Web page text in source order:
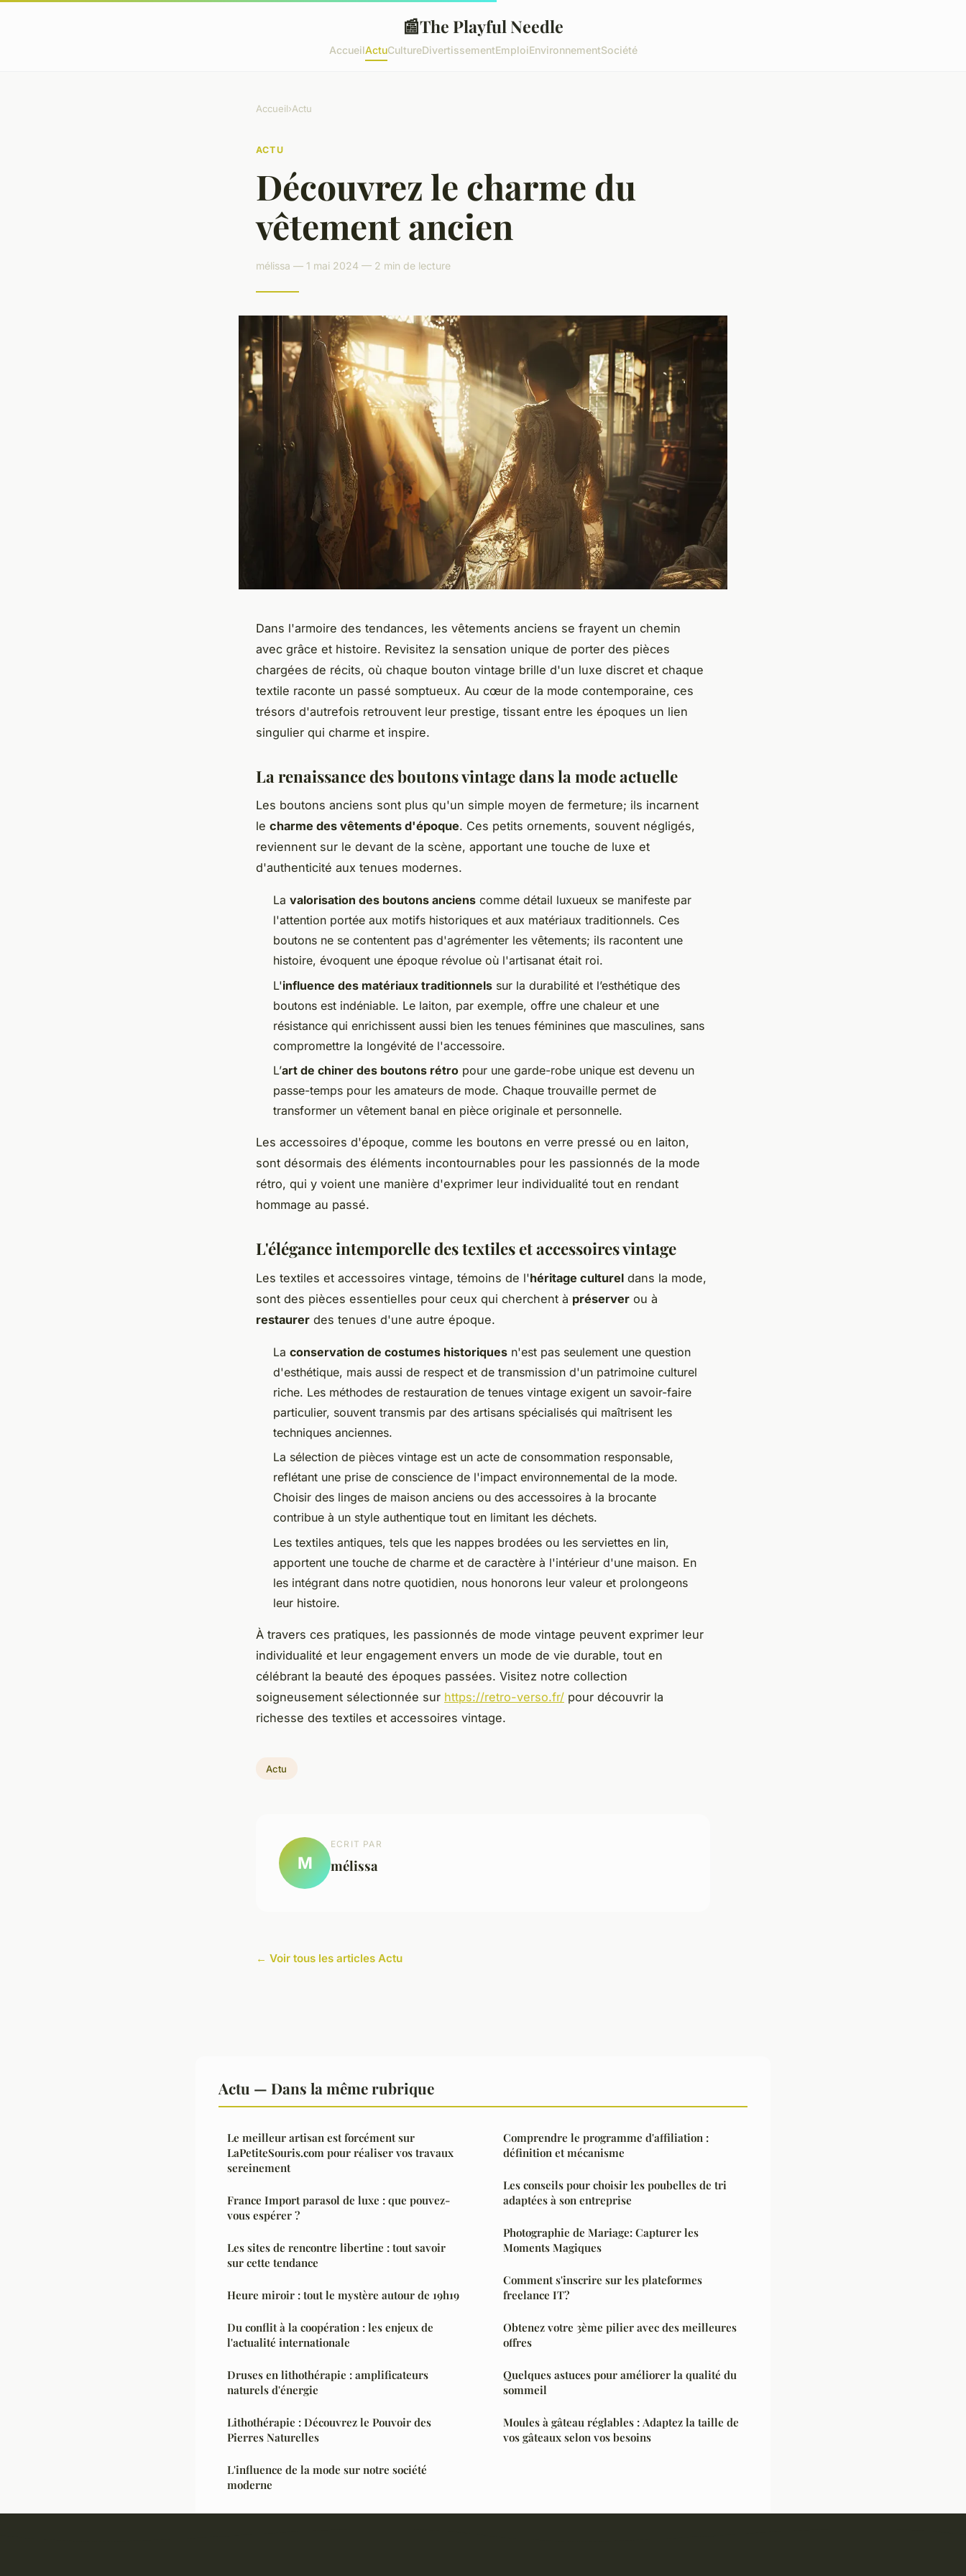
📰The Playful Needle
AccueilActuCultureDivertissementEmploiEnvironnementSociété
Accueil›Actu
ACTU
Découvrez le charme du
vêtement ancien
mélissa — 1 mai 2024 — 2 min de lecture
Dans l'armoire des tendances, les vêtements anciens se frayent un chemin
avec grâce et histoire. Revisitez la sensation unique de porter des pièces
chargées de récits, où chaque bouton vintage brille d'un luxe discret et chaque
textile raconte un passé somptueux. Au cœur de la mode contemporaine, ces
trésors d'autrefois retrouvent leur prestige, tissant entre les époques un lien
singulier qui charme et inspire.
La renaissance des boutons vintage dans la mode actuelle
Les boutons anciens sont plus qu'un simple moyen de fermeture; ils incarnent
le charme des vêtements d'époque. Ces petits ornements, souvent négligés,
reviennent sur le devant de la scène, apportant une touche de luxe et
d'authenticité aux tenues modernes.
La valorisation des boutons anciens comme détail luxueux se manifeste par
l'attention portée aux motifs historiques et aux matériaux traditionnels. Ces
boutons ne se contentent pas d'agrémenter les vêtements; ils racontent une
histoire, évoquent une époque révolue où l'artisanat était roi.
L'influence des matériaux traditionnels sur la durabilité et l’esthétique des
boutons est indéniable. Le laiton, par exemple, offre une chaleur et une
résistance qui enrichissent aussi bien les tenues féminines que masculines, sans
compromettre la longévité de l'accessoire.
L’art de chiner des boutons rétro pour une garde-robe unique est devenu un
passe-temps pour les amateurs de mode. Chaque trouvaille permet de
transformer un vêtement banal en pièce originale et personnelle.
Les accessoires d'époque, comme les boutons en verre pressé ou en laiton,
sont désormais des éléments incontournables pour les passionnés de la mode
rétro, qui y voient une manière d'exprimer leur individualité tout en rendant
hommage au passé.
L'élégance intemporelle des textiles et accessoires vintage
Les textiles et accessoires vintage, témoins de l'héritage culturel dans la mode,
sont des pièces essentielles pour ceux qui cherchent à préserver ou à
restaurer des tenues d'une autre époque.
La conservation de costumes historiques n'est pas seulement une question
d'esthétique, mais aussi de respect et de transmission d'un patrimoine culturel
riche. Les méthodes de restauration de tenues vintage exigent un savoir-faire
particulier, souvent transmis par des artisans spécialisés qui maîtrisent les
techniques anciennes.
La sélection de pièces vintage est un acte de consommation responsable,
reflétant une prise de conscience de l'impact environnemental de la mode.
Choisir des linges de maison anciens ou des accessoires à la brocante
contribue à un style authentique tout en limitant les déchets.
Les textiles antiques, tels que les nappes brodées ou les serviettes en lin,
apportent une touche de charme et de caractère à l'intérieur d'une maison. En
les intégrant dans notre quotidien, nous honorons leur valeur et prolongeons
leur histoire.
À travers ces pratiques, les passionnés de mode vintage peuvent exprimer leur
individualité et leur engagement envers un mode de vie durable, tout en
célébrant la beauté des époques passées. Visitez notre collection
soigneusement sélectionnée sur https://retro-verso.fr/ pour découvrir la
richesse des textiles et accessoires vintage.
Actu
M
ECRIT PAR
mélissa
← Voir tous les articles Actu
Actu — Dans la même rubrique
Le meilleur artisan est forcément sur
LaPetiteSouris.com pour réaliser vos travaux
sereinement
France Import parasol de luxe : que pouvez-
vous espérer ?
Les sites de rencontre libertine : tout savoir
sur cette tendance
Heure miroir : tout le mystère autour de 19h19
Du conflit à la coopération : les enjeux de
l'actualité internationale
Druses en lithothérapie : amplificateurs
naturels d'énergie
Lithothérapie : Découvrez le Pouvoir des
Pierres Naturelles
L'influence de la mode sur notre société
moderne
Comprendre le programme d'affiliation :
définition et mécanisme
Les conseils pour choisir les poubelles de tri
adaptées à son entreprise
Photographie de Mariage: Capturer les
Moments Magiques
Comment s'inscrire sur les plateformes
freelance IT?
Obtenez votre 3ème pilier avec des meilleures
offres
Quelques astuces pour améliorer la qualité du
sommeil
Moules à gâteau réglables : Adaptez la taille de
vos gâteaux selon vos besoins